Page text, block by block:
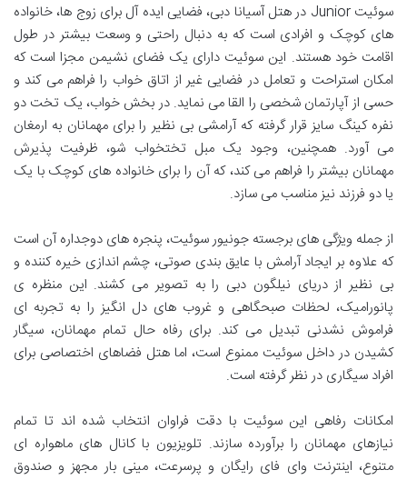
سوئیت Junior در هتل آسیانا دبی، فضایی ایده آل برای زوج ها، خانواده
های کوچک و افرادی است که به دنبال راحتی و وسعت بیشتر در طول
اقامت خود هستند. این سوئیت دارای یک فضای نشیمن مجزا است که
امکان استراحت و تعامل در فضایی غیر از اتاق خواب را فراهم می کند و
حسی از آپارتمان شخصی را القا می نماید. در بخش خواب، یک تخت دو
نفره کینگ سایز قرار گرفته که آرامشی بی نظیر را برای مهمانان به ارمغان
می آورد. همچنین، وجود یک مبل تختخواب شو، ظرفیت پذیرش
مهمانان بیشتر را فراهم می کند، که آن را برای خانواده های کوچک با یک
یا دو فرزند نیز مناسب می سازد.
از جمله ویژگی های برجسته جونیور سوئیت، پنجره های دوجداره آن است
که علاوه بر ایجاد آرامش با عایق بندی صوتی، چشم اندازی خیره کننده و
بی نظیر از دریای نیلگون دبی را به تصویر می کشند. این منظره ی
پانورامیک، لحظات صبحگاهی و غروب های دل انگیز را به تجربه ای
فراموش نشدنی تبدیل می کند. برای رفاه حال تمام مهمانان، سیگار
کشیدن در داخل سوئیت ممنوع است، اما هتل فضاهای اختصاصی برای
افراد سیگاری در نظر گرفته است.
امکانات رفاهی این سوئیت با دقت فراوان انتخاب شده اند تا تمام
نیازهای مهمانان را برآورده سازند. تلویزیون با کانال های ماهواره ای
متنوع، اینترنت وای فای رایگان و پرسرعت، مینی بار مجهز و صندوق